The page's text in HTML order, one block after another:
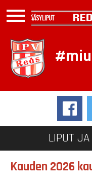
menu
LIPUT
Kauden 2026